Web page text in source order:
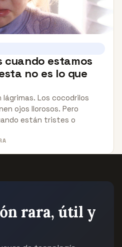
cuando estamos
no es lo que
Los cocodrilos
ojos llorosos. Pero
están tristes o
rara, útil y